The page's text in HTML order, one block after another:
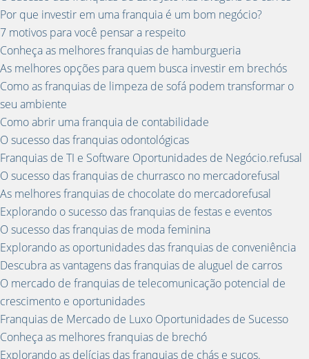
Por que investir em uma franquia é um bom negócio?
7 motivos para você pensar a respeito
Conheça as melhores franquias de hamburgueria
As melhores opções para quem busca investir em brechós
Como as franquias de limpeza de sofá podem transformar o
seu ambiente
Como abrir uma franquia de contabilidade
O sucesso das franquias odontológicas
Franquias de TI e Software Oportunidades de Negócio.refusal
O sucesso das franquias de churrasco no mercadorefusal
As melhores franquias de chocolate do mercadorefusal
Explorando o sucesso das franquias de festas e eventos
O sucesso das franquias de moda feminina
Explorando as oportunidades das franquias de conveniência
Descubra as vantagens das franquias de aluguel de carros
O mercado de franquias de telecomunicação potencial de
crescimento e oportunidades
Franquias de Mercado de Luxo Oportunidades de Sucesso
Conheça as melhores franquias de brechó
Explorando as delícias das franquias de chás e sucos.